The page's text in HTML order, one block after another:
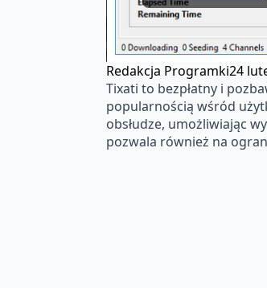
Redakcja Programki24
Tixati to bezpłatny i
popularnością wśród
obsłudze, umożliwiając
pozwala również na